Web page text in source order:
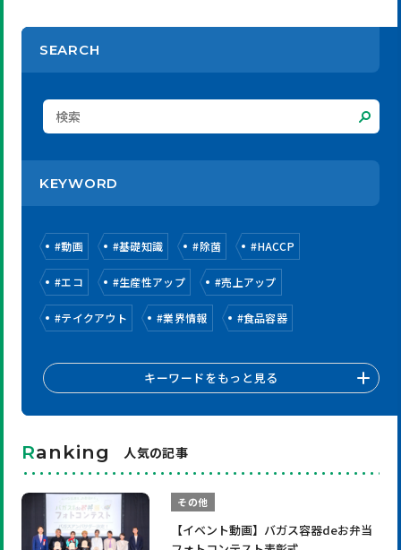
SEARCH
KEYWORD
#動画 #基礎知識 #除菌 #HACCP
#エコ #生産性アップ #売上アップ
#テイクアウト #業界情報 #食品容器
キーワードをもっと見る
Ranking 人気の記事
その他
【イベント動画】バガス容器deお弁当